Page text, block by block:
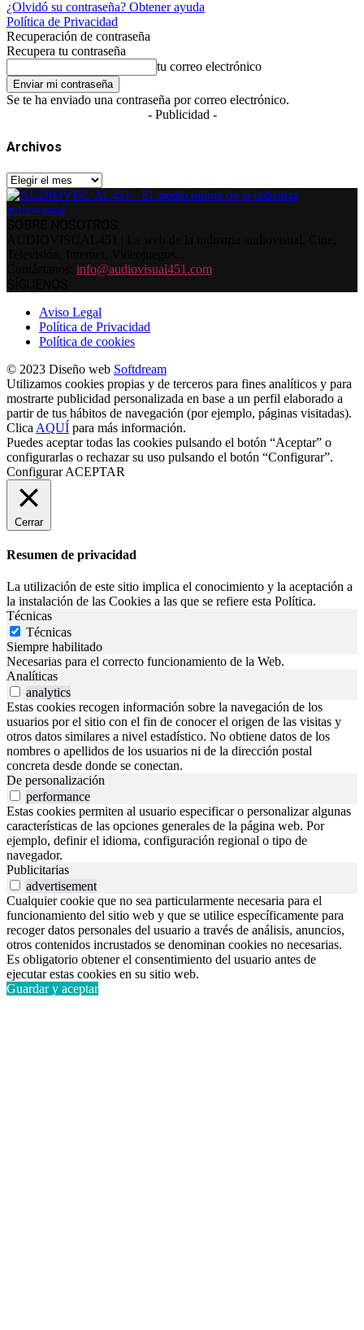
¿Olvidó su contraseña? Obtener ayuda
Política de Privacidad
Recuperación de contraseña
Recupera tu contraseña
tu correo electrónico
Se te ha enviado una contraseña por correo electrónico.
- Publicidad -
Archivos
Archivos
info@audiovisual451.com
Aviso Legal
Política de Privacidad
Política de cookies
© 2023 Diseño web Softdream
Utilizamos cookies propias y de terceros para fines analíticos y para
mostrarte publicidad personalizada en base a un perfil elaborado a
partir de tus hábitos de navegación (por ejemplo, páginas visitadas).
Clica AQUÍ para más información.
Puedes aceptar todas las cookies pulsando el botón “Aceptar” o
configurarlas o rechazar su uso pulsando el botón “Configurar”.
Configurar ACEPTAR
Cerrar
Resumen de privacidad
La utilización de este sitio implica el conocimiento y la aceptación a
la instalación de las Cookies a las que se refiere esta Política.
Técnicas
Técnicas
Siempre habilitado
Necesarias para el correcto funcionamiento de la Web.
Analíticas
analytics
Estas cookies recogen información sobre la navegación de los
usuarios por el sitio con el fin de conocer el origen de las visitas y
otros datos similares a nivel estadístico. No obtiene datos de los
nombres o apellidos de los usuarios ni de la dirección postal
concreta desde donde se conectan.
De personalización
performance
Estas cookies permiten al usuario especificar o personalizar algunas
características de las opciones generales de la página web. Por
ejemplo, definir el idioma, configuración regional o tipo de
navegador.
Publicitarias
advertisement
Cualquier cookie que no sea particularmente necesaria para el
funcionamiento del sitio web y que se utilice específicamente para
recoger datos personales del usuario a través de análisis, anuncios,
otros contenidos incrustados se denominan cookies no necesarias.
Es obligatorio obtener el consentimiento del usuario antes de
ejecutar estas cookies en su sitio web.
Guardar y aceptar